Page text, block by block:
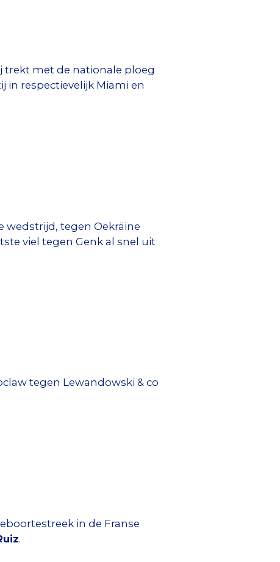
trekt met de nationale ploeg
in respectievelijk Miami en
wedstrijd, tegen Oekräine
viel tegen Genk al snel uit
tegen Lewandowski & co
in de Franse
.